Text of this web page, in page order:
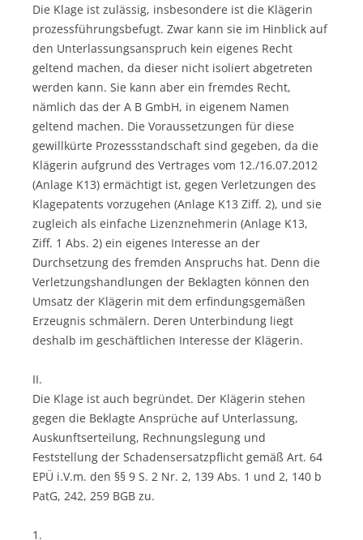
Die Klage ist zulässig, insbesondere ist die Klägerin
prozessführungsbefugt. Zwar kann sie im Hinblick auf
den Unterlassungsanspruch kein eigenes Recht
geltend machen, da dieser nicht isoliert abgetreten
werden kann. Sie kann aber ein fremdes Recht,
nämlich das der A B GmbH, in eigenem Namen
geltend machen. Die Voraussetzungen für diese
gewillkürte Prozessstandschaft sind gegeben, da die
Klägerin aufgrund des Vertrages vom 12./16.07.2012
(Anlage K13) ermächtigt ist, gegen Verletzungen des
Klagepatents vorzugehen (Anlage K13 Ziff. 2), und sie
zugleich als einfache Lizenznehmerin (Anlage K13,
Ziff. 1 Abs. 2) ein eigenes Interesse an der
Durchsetzung des fremden Anspruchs hat. Denn die
Verletzungshandlungen der Beklagten können den
Umsatz der Klägerin mit dem erfindungsgemäßen
Erzeugnis schmälern. Deren Unterbindung liegt
deshalb im geschäftlichen Interesse der Klägerin.
II.
Die Klage ist auch begründet. Der Klägerin stehen
gegen die Beklagte Ansprüche auf Unterlassung,
Auskunftserteilung, Rechnungslegung und
Feststellung der Schadensersatzpflicht gemäß Art. 64
EPÜ i.V.m. den §§ 9 S. 2 Nr. 2, 139 Abs. 1 und 2, 140 b
PatG, 242, 259 BGB zu.
1.